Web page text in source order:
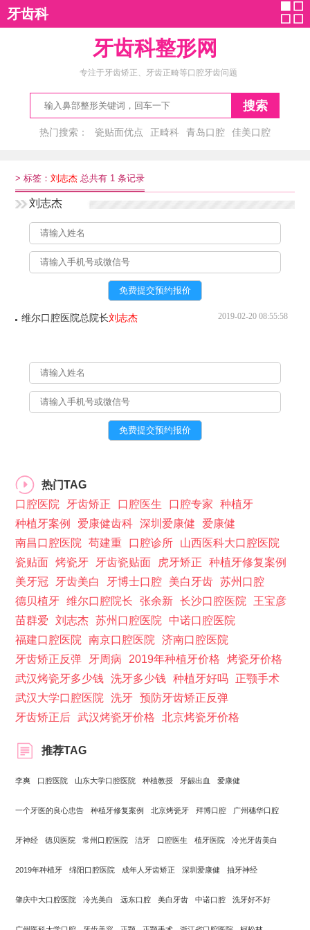
牙齿科整形网
专注于牙齿矫正、牙齿正畸等口腔牙齿问题
搜索
热门搜索： 瓷贴面优点 正畸科 青岛口腔
佳美口腔
牙齿科
>标签：刘志杰 总共有 1 条记录
刘志杰
2019-02-20 08:55:58
维尔口腔医院总院长刘志杰
热门TAG
口腔医院
牙齿矫正 口腔医生 口腔专家
种植牙
种植牙案例
爱康健齿科 深圳爱康健
爱康健
南昌口腔医院
苟建重 口腔诊所
山西医科大口腔医院
瓷贴面
烤瓷牙 牙齿瓷贴面 虎牙矫正
种植牙修复案例
美牙冠
牙齿美白 牙博士口腔 美白牙齿
苏州口腔
德贝植牙
维尔口腔院长 张余新 长沙口腔医院
王宝彦
苗群爱
刘志杰 苏州口腔医院
中诺口腔医院
福建口腔医院
南京口腔医院
济南口腔医院
牙齿矫正反弹
牙周病 2019年种植牙价格
烤瓷牙价格
武汉烤瓷牙多少钱
洗牙多少钱 种植牙好吗
正颚手术
武汉大学口腔医院
洗牙
预防牙齿矫正反弹
牙齿矫正后
武汉烤瓷牙价格 北京烤瓷牙价格
推荐TAG
李爽 口腔医院 山东大学口腔医院 种植教授 牙龈出血 爱康健
一个牙医的良心忠告 种植牙修复案例 北京烤瓷牙 拜博口腔 广州穗华口腔
牙神经 德贝医院 常州口腔医院 洁牙 口腔医生 植牙医院 冷光牙齿美白
2019年种植牙 绵阳口腔医院 成年人牙齿矫正 深圳爱康健 抽牙神经
肇庆中大口腔医院 冷光美白 远东口腔 美白牙齿 中诺口腔 洗牙好不好